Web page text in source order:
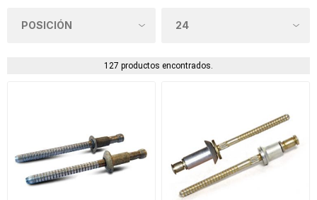
127 productos encontrados.